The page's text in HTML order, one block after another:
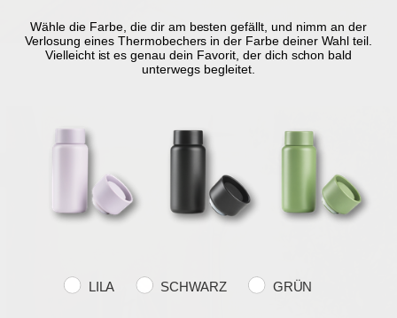
Wähle die Farbe, die dir am besten gefällt, und nimm an der
Verlosung eines Thermobechers in der Farbe deiner Wahl teil.
Vielleicht ist es genau dein Favorit, der dich schon bald
unterwegs begleitet.
Farvevalg
LILA SCHWARZ GRÜN